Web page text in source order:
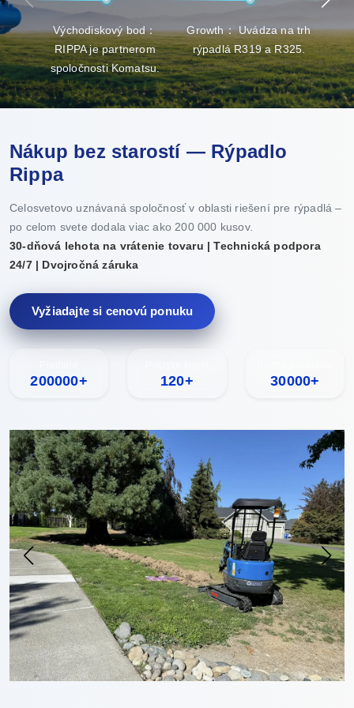
Východiskový bod：
RIPPA je partnerom
spoločnosti Komatsu.
Growth： Uvádza na trh
rýpadlá R319 a R325.
Nákup bez starostí — Rýpadlo
Rippa
Celosvetovo uznávaná spoločnosť v oblasti riešení pre rýpadlá –
po celom svete dodala viac ako 200 000 kusov.
30-dňová lehota na vrátenie tovaru | Technická podpora
24/7 | Dvojročná záruka
Vyžiadajte si cenovú ponuku
200000+ 120+ 30000+